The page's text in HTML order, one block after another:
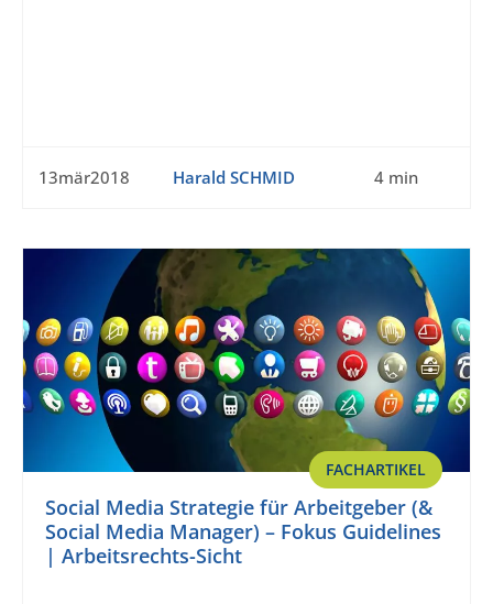
13mär2018 Harald SCHMID 4 min
FACHARTIKEL
Social Media Strategie für Arbeitgeber (&
Social Media Manager) – Fokus Guidelines
| Arbeitsrechts-Sicht